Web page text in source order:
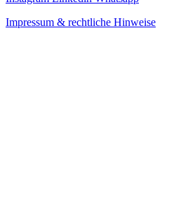
Impressum & rechtliche Hinweise